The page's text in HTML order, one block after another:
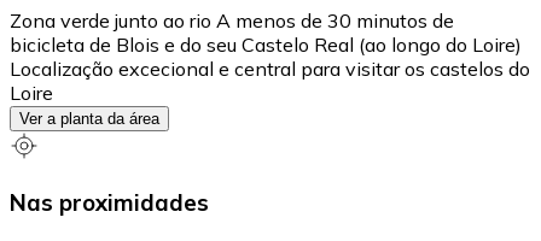
Zona verde junto ao rio A menos de 30 minutos de
bicicleta de Blois e do seu Castelo Real (ao longo do Loire)
Localização excecional e central para visitar os castelos do
Loire
Ver a planta da área
Nas proximidades